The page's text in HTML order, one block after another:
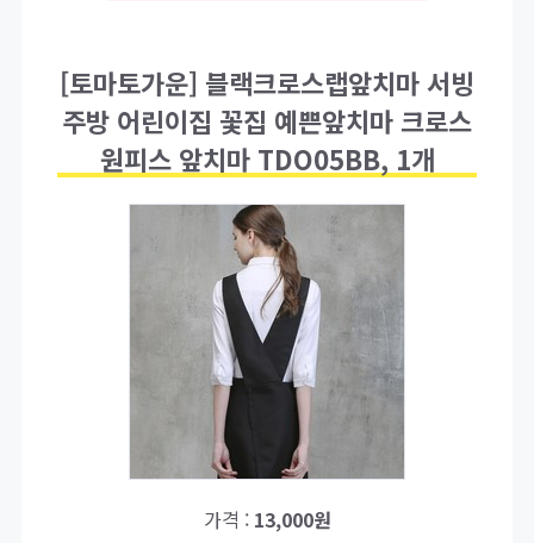
[토마토가운] 블랙크로스랩앞치마 서빙
주방 어린이집 꽃집 예쁜앞치마 크로스
원피스 앞치마 TDO05BB, 1개
가격 : 13,000원